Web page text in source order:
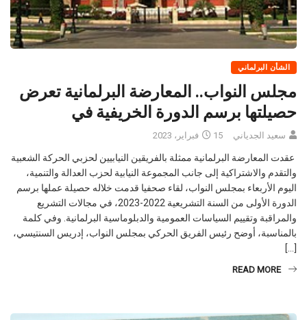
مجلس النواب.. المعارضة البرلمانية تعرض
حصيلتها برسم الدورة الخريفية في
سعيد الجدياني 15 فبراير، 2023
عقدت المعارضة البرلمانية ممثلة بالفريقين النيابيين لحزبي الحركة الشعبية
والتقدم والاشتراكية إلى جانب المجموعة النيابية لحزب العدالة والتنمية،
اليوم الأربعاء بمجلس النواب، لقاء صحفيا قدمت خلاله حصيلة عملها برسم
الدورة الأولى من السنة التشريعية 2022-2023، في مجالات التشريع
والمراقبة وتقييم السياسات العمومية والدبلوماسية البرلمانية. وفي كلمة
بالمناسبة، أوضح رئيس الفريق الحركي بمجلس النواب، إدريس السنتيسي،
[…]